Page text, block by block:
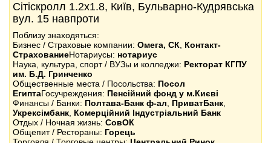
Сітіскролл 1.2x1.8, Київ, Бульварно-Кудрявська
вул. 15 навпроти
Поблизу знаходяться:
Бизнес / Страховые компании: Омега, СК
Контакт-
СтрахованиеНотариусы: нотариус
Наука, культура, спорт / ВУЗы и колледжи: Ректорат КГПУ
им. Б.Д. Гринченко
Общественные места / Посольства: Посол
ЕгиптаГосучреждения: Пенсійний фонд у м.Києві
Финансы / Банки: Полтава-Банк ф-ал ПриватБанк
Укрексімбанк Комерційний Індустріальний Банк
Отдых / Ночная жизнь: СовОК
Общепит / Рестораны: Горець